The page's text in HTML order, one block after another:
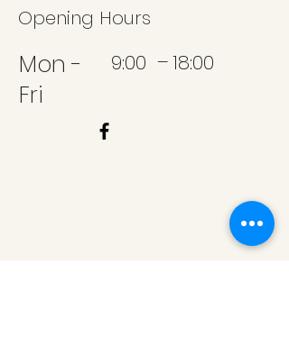
Opening Hours
Mon -
Fri
9:00 – 18:00